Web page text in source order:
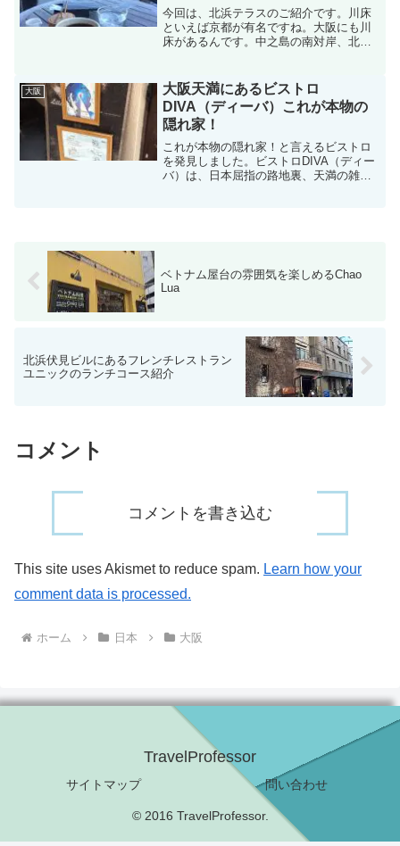
モトコーヒー
今回は、北浜テラスのご紹介です。川床
といえば京都が有名ですね。大阪にも川
床があるんです。中之島の南対岸、北浜
浜の川床からみえる景色は、梅田のビル
群、中之島のレトロな西洋...
大阪
大阪天満にあるビストロ
DIVA（ディーバ）これが本物の
隠れ家！
これが本物の隠れ家！と言えるビストロ
を発見しました。ビストロDIVA（ディー
バ）は、日本屈指の路地裏、天満の雑居
ベトナム屋台の雰囲気を楽しめるChao
Lua
北浜伏見ビルにあるフレンチレストラン
ユニックのランチコース紹介
コメント
コメントを書き込む
This site uses Akismet to reduce spam. Learn how your
comment data is processed.
ホーム 日本 大阪
TravelProfessor
サイトマップ 問い合わせ
© 2016 TravelProfessor.